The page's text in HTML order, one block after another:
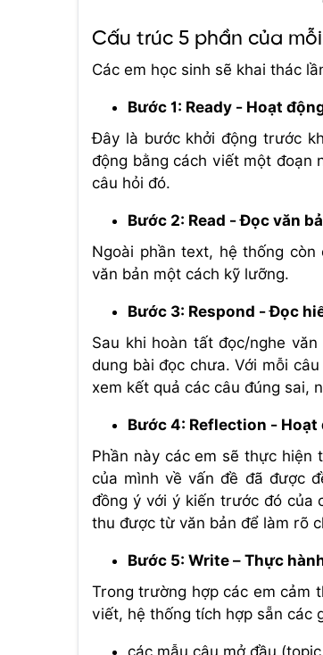
Cấu trúc 5 phần của
Các em học sinh sẽ khai thác
Bước 1: Ready - Hoạt
Đây là bước khởi động trước
động bằng cách viết một đoạn
câu hỏi đó.
Bước 2: Read - Đọc văn
Ngoài phần text, hệ thống
văn bản một cách kỹ lưỡng.
Bước 3: Respond - Đọc
Sau khi hoàn tất đọc/nghe
dung bài đọc chưa. Với mỗi
xem kết quả các câu đúng sai,
Bước 4: Reflection - Hoạt
Phần này các em sẽ thực hiện
của mình về vấn đề đã được
đồng ý với ý kiến trước đó của
thu được từ văn bản để làm rõ
Bước 5: Write – Thực
Trong trường hợp các em cảm
viết, hệ thống tích hợp sẵn các
các mẫu câu mở đầu